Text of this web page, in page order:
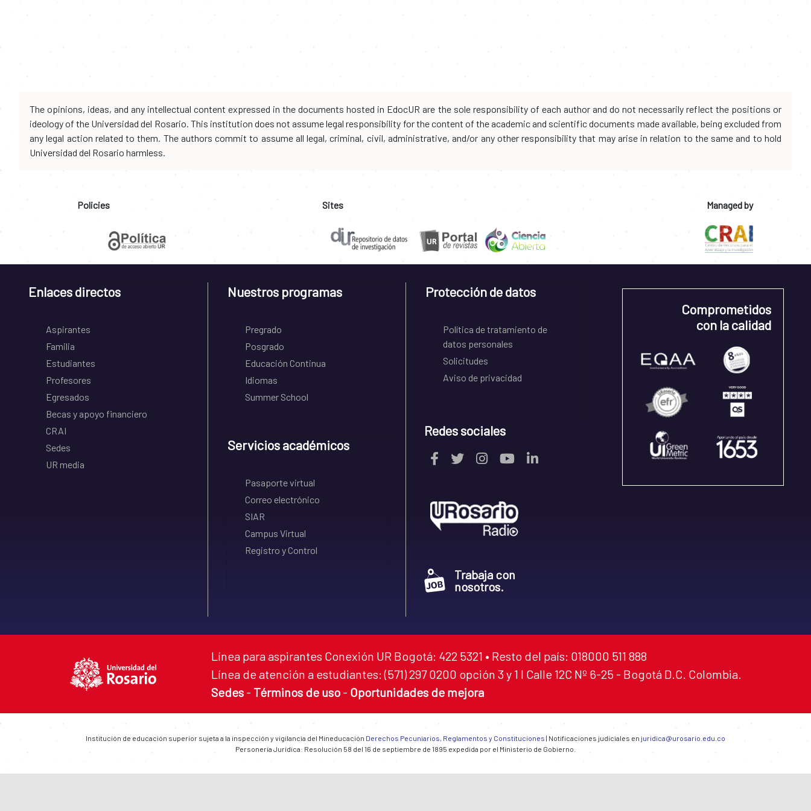
The opinions, ideas, and any intellectual content expressed in the documents hosted in EdocUR are the sole responsibility of each author and do not necessarily reflect the positions or
ideology of the Universidad del Rosario. This institution does not assume legal responsibility for the content of the academic and scientific documents made available, being excluded from
any legal action related to them. The authors commit to assume all legal, criminal, civil, administrative, and/or any other responsibility that may arise in relation to the same and to hold
Universidad del Rosario harmless.
Policies Sites Managed by
Enlaces directos
Aspirantes
Familia
Estudiantes
Profesores
Egresados
Becas y apoyo financiero
CRAI
Sedes
UR media
Nuestros programas
Pregrado
Posgrado
Educación Continua
Idiomas
Summer School
Servicios académicos
Pasaporte virtual
Correo electrónico
SIAR
Campus Virtual
Registro y Control
Protección de datos
Política de tratamiento de
datos personales
Solicitudes
Aviso de privacidad
Redes sociales
Trabaja con
nosotros.
Comprometidos
con la calidad
Línea para aspirantes Conexión UR Bogotá: 422 5321 • Resto del país: 018000 511 888
Línea de atención a estudiantes: (571) 297 0200 opción 3 y 1 I Calle 12C Nº 6-25 - Bogotá D.C. Colombia.
Sedes - Términos de uso - Oportunidades de mejora
Institución de educación superior sujeta a la inspección y vigilancia del Mineducación Derechos Pecuniarios, Reglamentos y Constituciones | Notificaciones judiciales en juridica@urosario.edu.co
Personería Jurídica: Resolución 58 del 16 de septiembre de 1895 expedida por el Ministerio de Gobierno.